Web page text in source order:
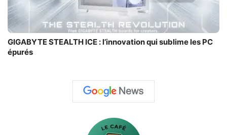
GIGABYTE STEALTH ICE : l’innovation qui sublime les PC
épurés